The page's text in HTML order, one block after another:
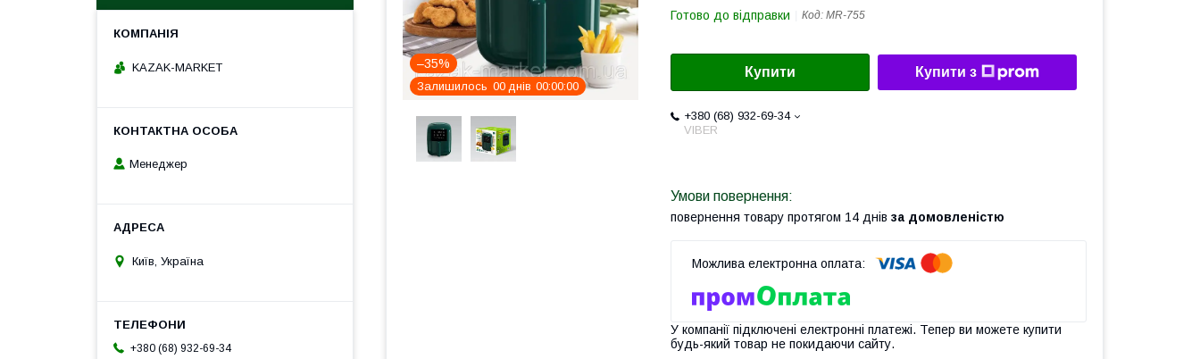
–35%
Залишилось 00 днів 00 00 00
Готово до відправки Код: MR-755
Купити Купити з
+380 (68) 932-69-34
VIBER
повернення товару протягом 14 днів за домовленістю
У компанії підключені електронні платежі. Тепер ви можете купити
будь-який товар не покидаючи сайту.
KAZAK-MARKET
Менеджер
Київ, Україна
+380 (68) 932-69-34